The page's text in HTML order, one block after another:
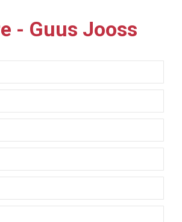
- Guus Jooss